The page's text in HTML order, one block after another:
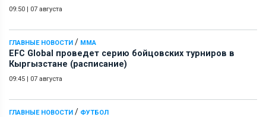
09:50 | 07 августа
ГЛАВНЫЕ НОВОСТИ / ММА
EFC Global проведет серию бойцовских турниров в
Кыргызстане (расписание)
09:45 | 07 августа
ГЛАВНЫЕ НОВОСТИ / ФУТБОЛ